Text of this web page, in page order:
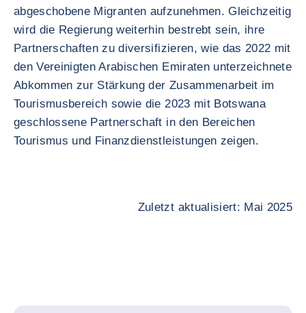
abgeschobene Migranten aufzunehmen. Gleichzeitig
wird die Regierung weiterhin bestrebt sein, ihre
Partnerschaften zu diversifizieren, wie das 2022 mit
den Vereinigten Arabischen Emiraten unterzeichnete
Abkommen zur Stärkung der Zusammenarbeit im
Tourismusbereich sowie die 2023 mit Botswana
geschlossene Partnerschaft in den Bereichen
Tourismus und Finanzdienstleistungen zeigen.
Zuletzt aktualisiert: Mai 2025